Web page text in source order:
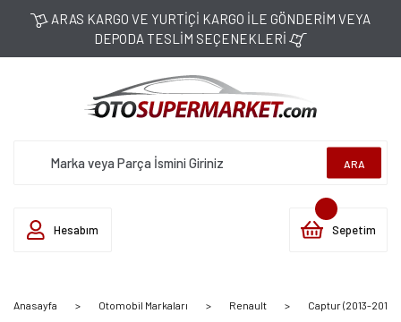
ARAS KARGO VE YURTİÇİ KARGO İLE GÖNDERİM VEYA
DEPODA TESLİM SEÇENEKLERİ
ARA
Hesabım Sepetim
Anasayfa Otomobil Markaları Renault Captur (2013-2019)